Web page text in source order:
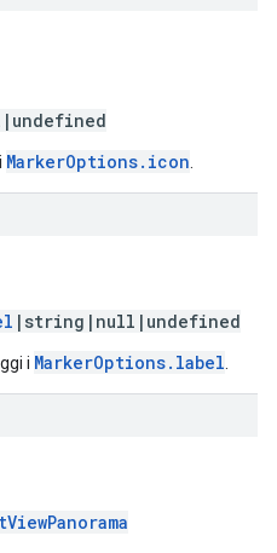
MarkerOptions.icon.
|string|null|undefined
i MarkerOptions.label.